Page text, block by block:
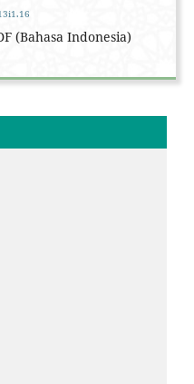
(Bahasa Indonesia)